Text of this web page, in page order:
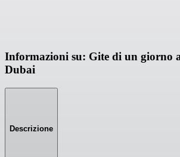
Informazioni su: Gite di un giorno
Dubai
Descrizione